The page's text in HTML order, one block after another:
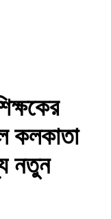
কলকাতা
নতুন